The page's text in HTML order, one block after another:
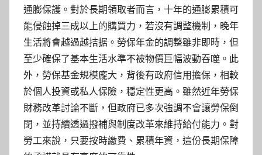
通膨保護。對於長期領取者而言，十年的通膨累積可
能侵蝕掉三成以上的購買力，若沒有調整機制，晚年
生活將會越過越拮据。勞保年金的調整雖非即時，但
至少確保了基本生活水準不被物價巨幅波動吞噬。此
外，勞保基金規模龐大，背後有政府信用擔保，相較
於個人投資或私人保險，穩定性更高。雖然近年勞保
財務改革討論不斷，但政府已多次強調不會讓勞保倒
閉，並持續透過撥補與制度改革來維持給付能力。對
勞工來說，只要按時繳費、累積年資，這份長期保障